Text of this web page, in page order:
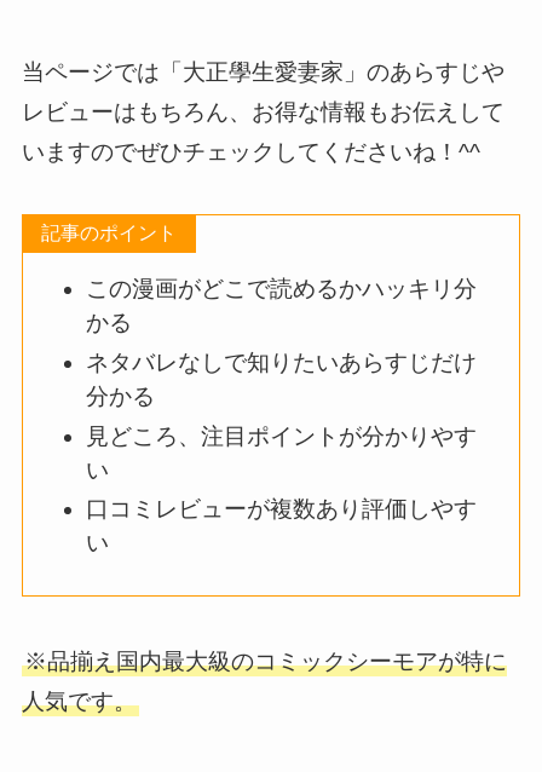
当ページでは「大正學生愛妻家」のあらすじや
レビューはもちろん、お得な情報もお伝えして
いますのでぜひチェックしてくださいね！^^
記事のポイント
この漫画がどこで読めるかハッキリ分
かる
ネタバレなしで知りたいあらすじだけ
分かる
見どころ、注目ポイントが分かりやす
い
口コミレビューが複数あり評価しやす
い
※品揃え国内最大級のコミックシーモアが特に
人気です。